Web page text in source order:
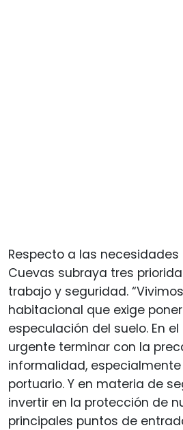
Respecto a las necesidades
Cuevas subraya tres
trabajo y seguridad.
habitacional que exige
especulación del suelo. En
urgente terminar con la
informalidad,
portuario. Y en materia de
invertir en la protección de
principales puntos de